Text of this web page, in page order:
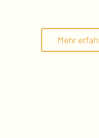
Mehr